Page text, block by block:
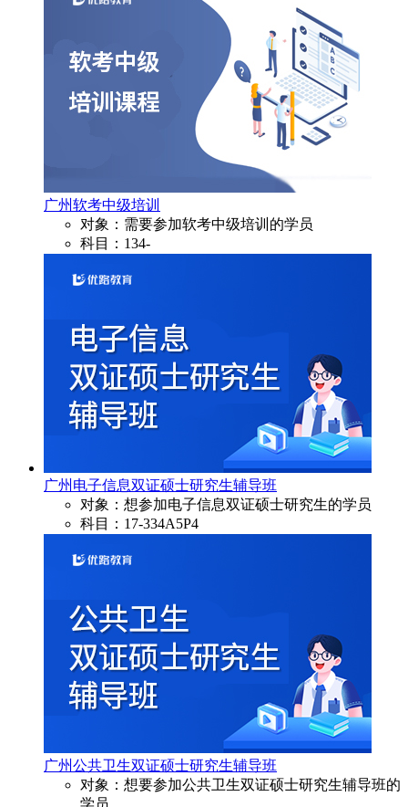
广州软考中级培训
对象：需要参加软考中级培训的学员
科目：134-
广州电子信息双证硕士研究生辅导班
对象：想参加电子信息双证硕士研究生的学员
科目：17-334A5P4
广州公共卫生双证硕士研究生辅导班
对象：想要参加公共卫生双证硕士研究生辅导班的
学员